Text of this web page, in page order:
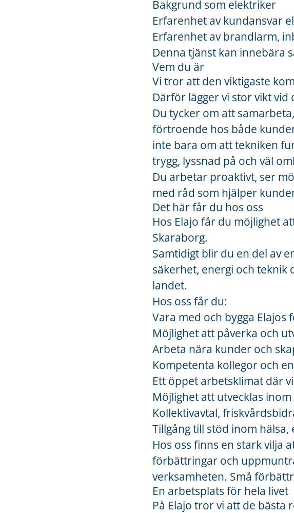
Bakgrund som elektriker
Erfarenhet av kundansvar
Erfarenhet av brandlarm,
Denna tjänst kan innebära
Vem du är
Vi tror att den viktigaste
Därför lägger vi stor vikt
Du tycker om att
förtroende hos både
inte bara om att tekniken
trygg, lyssnad på och väl
Du arbetar proaktivt, ser
med råd som hjälper
Det här får du hos oss
Hos Elajo får du möjlighet
Skaraborg.
Samtidigt blir du en del av
säkerhet, energi och teknik
landet.
Hos oss får du:
Vara med och bygga
Möjlighet att påverka och
Arbeta nära kunder och
Kompetenta kollegor och
Ett öppet arbetsklimat där
Möjlighet att utvecklas
Kollektivavtal,
Tillgång till stöd inom
Hos oss finns en stark vilja
förbättringar och
verksamheten. Små
En arbetsplats för hela livet
På Elajo tror vi att de bästa